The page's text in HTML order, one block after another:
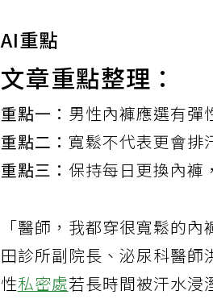
AI重點
文章重點整理：
重點一： 男性內褲應選有彈
重點二：寬鬆不代表更會排
重點三： 保持每日更換內褲
「醫師，我都穿很寬鬆的
田診所副院長、泌尿科醫師
性私密處若長時間被汗水浸